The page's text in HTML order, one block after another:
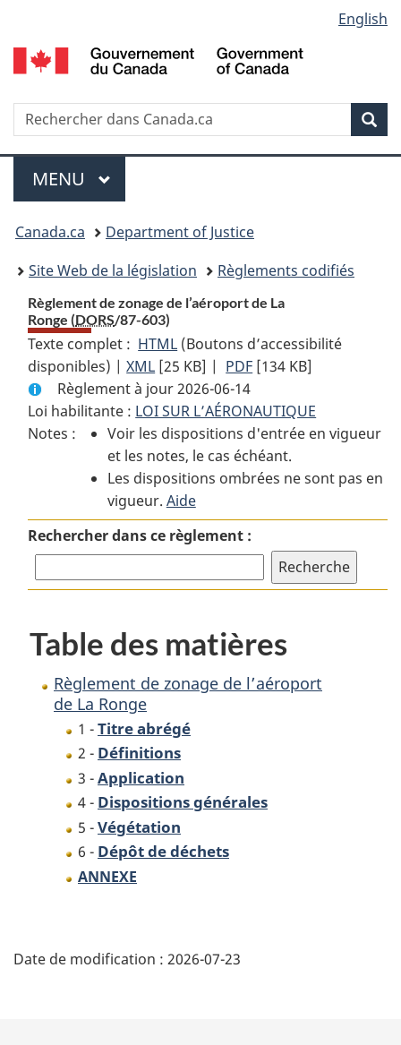
au
contenu
propos
de
la
HTML
simplifiée
selection
English
Recherche
Menu
MENU PRINCIPAL
You
are
here:
Canada.ca
Department of Justice
Site Web de la législation
Règlements codifiés
Règlement de zonage de l’aéroport de La
Ronge (DORS/87-603)
Texte complet : HTML Texte
complet
:
Règlement
de
zonage
de
l’aéroport
de
La
(Boutons d’accessibilité
disponibles) |XML Texte
complet
:
Règlement
de
zonage
de
l’aéroport
de
Ronge
[25 KB] | PDF Texte
:
Règlement
de
zonage
l’aéroport
Ronge
[134 KB]
Règlement à jour 2026-06-14
Loi habilitante : LOI SUR L’AÉRONAUTIQUE
Notes :
Voir les dispositions d'entrée en vigueur
et les notes, le cas échéant.
Les dispositions ombrées ne sont pas en
vigueur. Aide
Rechercher dans ce règlement :
Table des matières
Règlement de zonage de l’aéroport
de La Ronge
1 -Titre abrégé
2 - Définitions
3 -Application
4 - Dispositions générales
5 -Végétation
6 - Dépôt de déchets
ANNEXE
é
Date de modification : 2026-07-23